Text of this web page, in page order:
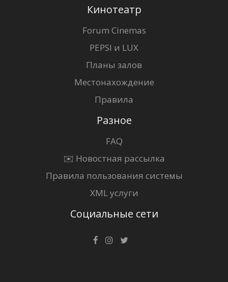
Кинотеатр
Forum Cinemas
PEPSI и LUX
Планы залов
Местонахождение
Правила
Разное
FAQ
✉️ Новостная рассылка
Правила пользования системы
XML услуги
Социальные сети